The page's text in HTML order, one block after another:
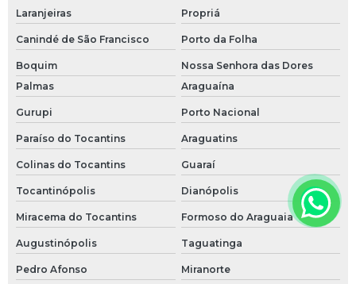
Laranjeiras Propriá
Canindé de São Francisco Porto da Folha
Boquim
Nossa Senhora das Dores
Palmas
Araguaína
Gurupi Porto Nacional
Paraíso do Tocantins Araguatins
Colinas do Tocantins Guaraí
Tocantinópolis Dianópolis
Miracema do Tocantins Formoso do Araguaia
Augustinópolis Taguatinga
Pedro Afonso Miranorte